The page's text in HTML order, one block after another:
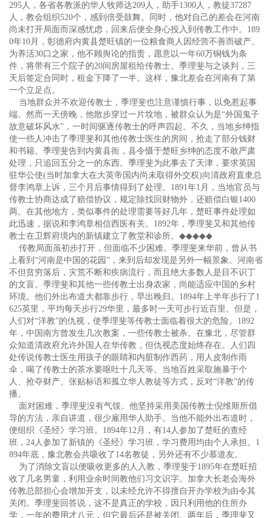
295人，各省各教派的华人牧师达209人，助手1300人，教徒37287
人，教会组织520个，感到倍受鼓舞。同时，他对自己的差会在河南
尚未打开局面而深感忧虑，回来后便全身心投入到传教工作中。189
0年10月，彰德府内黄县楚旺镇的一位粮食商人因经营不善而破产。
为养活30口之家，他不顾舆论的指责，愿意以一年60万铜钱为条
件，将带有三个院子的20间房屋租给传教士。季理斐与之谈判，三
天后签定合同时，租金下降了一半。这样，豫北差会在河南有了第
一个立足点。
当地群众并不欢迎传教士，季理斐也注意谨慎行事，以免惹起事
端。然而一天傍晚，他散步穿过一片坟地，被群众认为是“外国鬼子
故意破坏风水”，一时间驱逐传教士的呼声四起。不久，当地乡绅指
使一些人冲击了季理斐和其他传教士医生的房间，抢走了部分钱财
和书籍。季理斐告到内黄县衙，县令慑于楚旺乡绅的态度不敢严肃
处理，只追回五分之一的东西。季理斐为此事去了天津，要求英国
驻华公使(当时加拿大在大英帝国内尚未取得外交权)向清政府直隶总
督李鸿章上诉，三个月后事情得到了处理。1891年1月，当地官员与
传教士协商达成了赔偿协议，规定除找回财物外，还赔偿白银1400
两。在其他地方，类似事件的处理需要等好几年，楚旺事件处理如
此迅速，据说和李鸿章相信西医有关。1892年，季理斐又和其他传
教士在卫辉府境内的新镇建立了教堂和诊所。 ◆◆◆◆◆
传教局面虽初步打开，但面临不少困难。季理斐来华前，曾从书
上看到“河南是中国的花园”，来到后却发现是另外一幅景象。河南省
不但贫穷落后，灾荒不断和疾病流行，而且绝大多数人是目不识丁
的文盲。季理斐和其他一些传教士出身农家，尚能适应中国的乡村
环境。他们外出布道大都靠步行，早出晚归。1894年上半年步行了1
625英里，平均每天步行29华里，最多时一天可步行近百里。但是，
人们对“洋教”的仇视，使季理斐等传教士面临着很大的危险。1892
年，中国南方曾发生几次教案，一些传教士被杀。在豫北，尽管群
众知道清政府允许外国人在华传教，但仇视态度始终存在。人们四
处传说传教士医生用孩子的眼睛和内脏制作西药，用人皮制作雨
伞，喝了传教士的茶水要呕吐十几天等。当地百姓采取施暴于个
人、抢夺财产、张贴标语和孤立华人教徒等方式，反对“洋教”的传
播。
面对困难，季理斐没有气馁。他坚持采用美国传教士倪维斯所倡
导的方法，亲自讲道，很少雇用华人助手。当他不能外出布道时，
便组织《圣经》学习班。1894年12月，有14人参加了楚旺的查经
班，24人参加了新镇的《圣经》学习班，学习费用均由个人承担。1
894年底，豫北教会共吸收了14名教徒，另外还有不少慕道友。
为了消除文盲以便吸收更多的人入教，季理斐于1895年在楚旺招
收了几名男童，利用业余时间教他们习文识字。加拿大长老会海外
传教总部担心会增加开支，以未经允许不得擅自开办学校为由令其
关闭。季理斐回答说，这不是真正的学校，因只利用他的住所办
学，一年的费用才八元，但它最后还是被关闭。两年后，季理斐又